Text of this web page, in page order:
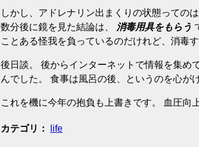
しかし、アドレナリン出まくりの状態っての
数分後に鏡を見た結論は、
消毒用具をもらう
ことある怪我を負っているのだけれど、消毒
後日談。 後からインターネットで情報を集め
んでした。 食事は風呂の後、というのを心が
これを機に今年の抱負も上書きです。 血圧向
カテゴリ life